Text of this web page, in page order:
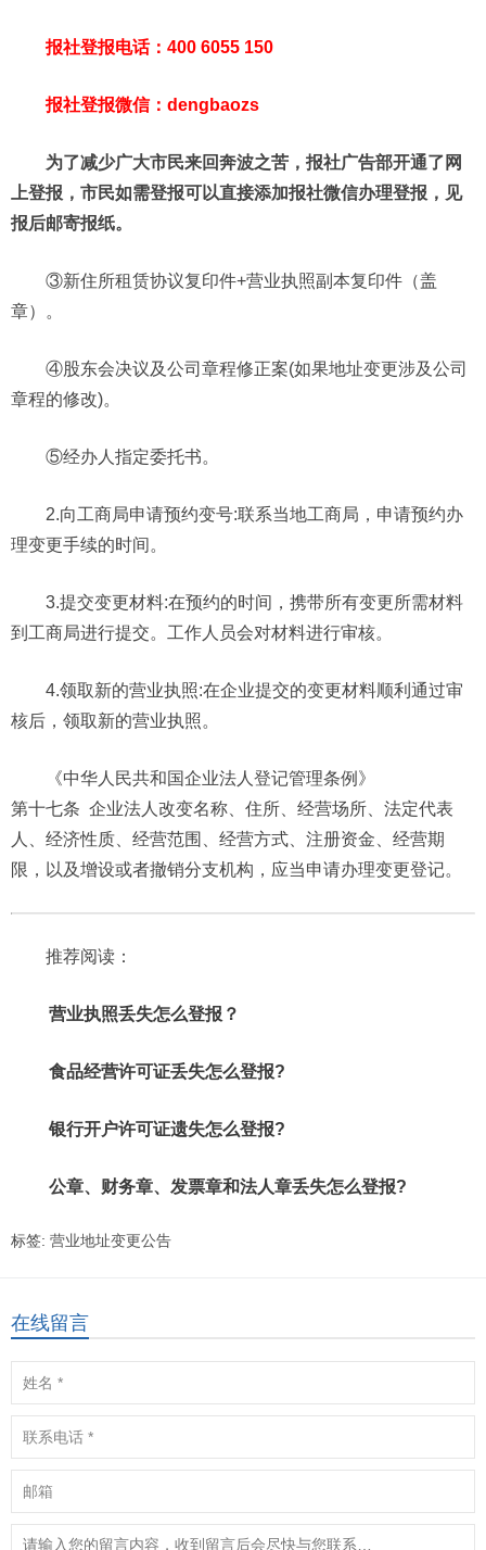
报社登报电话：400 6055 150
报社登报微信：dengbaozs
为了减少广大市民来回奔波之苦，报社广告部开通了网
上登报，市民如需登报可以直接添加报社微信办理登报，见
报后邮寄报纸。
③新住所租赁协议复印件+营业执照副本复印件（盖
章）。
④股东会决议及公司章程修正案(如果地址变更涉及公司
章程的修改)。
⑤经办人指定委托书。
2.向工商局申请预约变号:联系当地工商局，申请预约办
理变更手续的时间。
3.提交变更材料:在预约的时间，携带所有变更所需材料
到工商局进行提交。工作人员会对材料进行审核。
4.领取新的营业执照:在企业提交的变更材料顺利通过审
核后，领取新的营业执照。
《中华人民共和国企业法人登记管理条例》
第十七条 企业法人改变名称、住所、经营场所、法定代表
人、经济性质、经营范围、经营方式、注册资金、经营期
限，以及增设或者撤销分支机构，应当申请办理变更登记。
推荐阅读：
营业执照丢失怎么登报？
食品经营许可证丢失怎么登报?
银行开户许可证遗失怎么登报?
公章、财务章、发票章和法人章丢失怎么登报?
标签: 营业地址变更公告
在线留言